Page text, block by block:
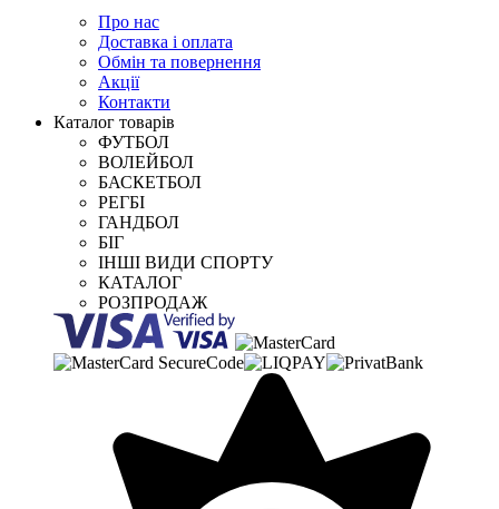
Про нас
Доставка і оплата
Обмін та повернення
Акції
Контакти
Каталог товарів
ФУТБОЛ
ВОЛЕЙБОЛ
БАСКЕТБОЛ
РЕГБІ
ГАНДБОЛ
БІГ
ІНШІ ВИДИ СПОРТУ
КАТАЛОГ
РОЗПРОДАЖ